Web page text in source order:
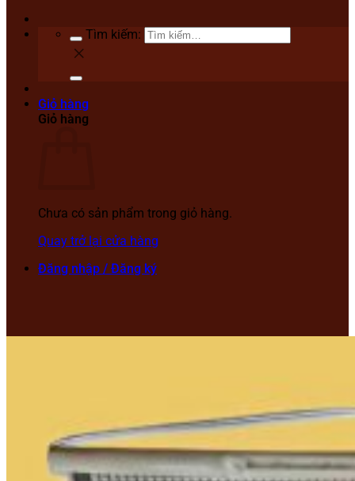
Tìm kiếm:
Giỏ hàng
Giỏ hàng
Chưa có sản phẩm trong giỏ hàng.
Quay trở lại cửa hàng
Đăng nhập / Đăng ký